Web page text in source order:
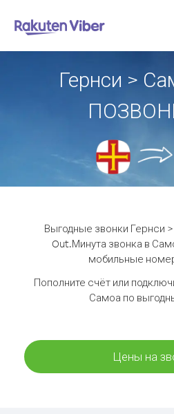
Гернси >
Выгодные звонки Гернси
Out.Минута звонка в
мобильные
Пополните счёт или
Самоа по
Цены на